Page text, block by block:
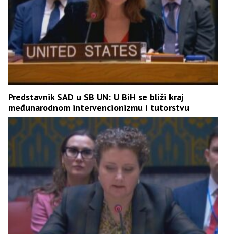
Predstavnik SAD u SB UN: U BiH se bliži kraj
međunarodnom intervencionizmu i tutorstvu